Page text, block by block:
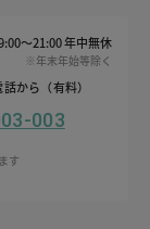
～21:00 年中無休
※年末年始等除く
から（有料）
003
す